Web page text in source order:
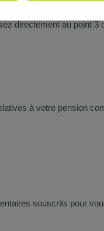
directement au point 3
à votre pension
souscrits pour